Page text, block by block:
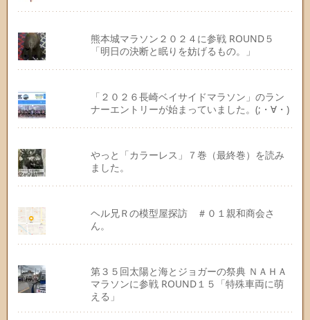
熊本城マラソン２０２４に参戦 ROUND５
「明日の決断と眠りを妨げるもの。」
「２０２６長崎ベイサイドマラソン」のラン
ナーエントリーが始まっていました。(;・∀・)
やっと「カラーレス」７巻（最終巻）を読み
ました。
ヘル兄Ｒの模型屋探訪 ＃０１親和商会さ
ん。
第３５回太陽と海とジョガーの祭典 ＮＡＨＡ
マラソンに参戦 ROUND１５「特殊車両に萌
える」